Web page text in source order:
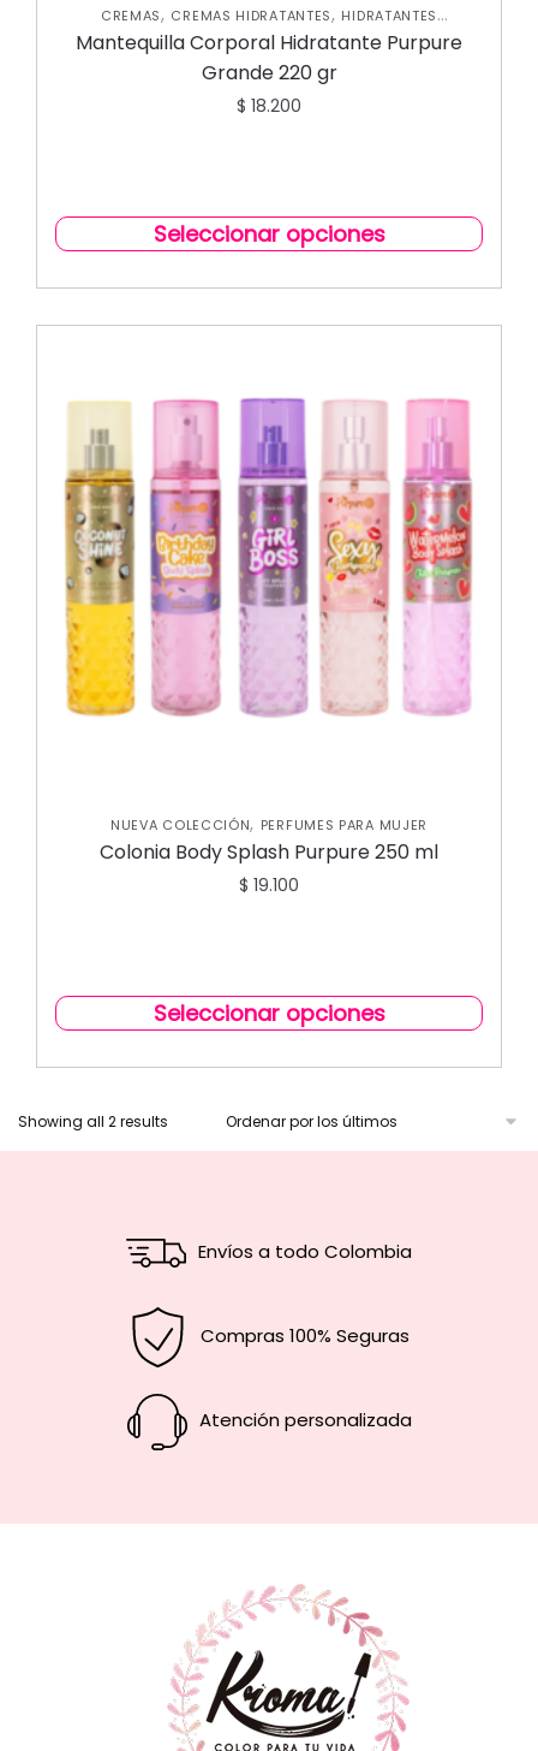
CREMAS, CREMAS HIDRATANTES, HIDRATANTES
CORPORALES
,NUEVA COLECCIÓN, SKIN CARE CORPORAL
Mantequilla Corporal Hidratante Purpure
Grande 220 gr
$ 18.200
Seleccionar opciones
NUEVA COLECCIÓN, PERFUMES PARA MUJER
Colonia Body Splash Purpure 250 ml
$ 19.100
Seleccionar opciones
Showing all 2 results
Envíos a todo Colombia
Compras 100% Seguras
Atención personalizada